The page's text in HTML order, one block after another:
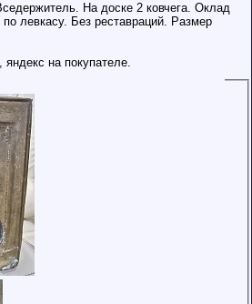
На доске 2 ковчега. Оклад
левкасу. Без реставраций. Размер
яндекс на покупателе.